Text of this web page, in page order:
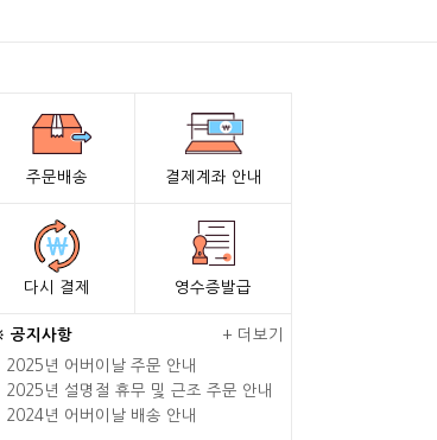
주문배송 결제계좌 안내
다시 결제 영수증발급
공지사항 + 더보기
2025년 어버이날 주문 안내
2025년 설명절 휴무 및 근조 주문 안내
2024년 어버이날 배송 안내